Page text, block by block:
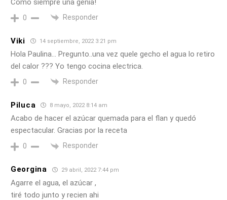
Como siempre una genia!
0 Responder
Viki 14 septiembre, 2022 3:21 pm
Hola Paulina… Pregunto..una vez quele gecho el agua lo retiro
del calor ??? Yo tengo cocina electrica.
0 Responder
Piluca 8 mayo, 2022 8:14 am
Acabo de hacer el azúcar quemada para el flan y quedó
espectacular. Gracias por la receta
0 Responder
Georgina 29 abril, 2022 7:44 pm
Agarre el agua, el azúcar ,
tiré todo junto y recien ahi